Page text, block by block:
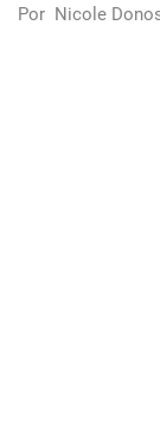
Por Nicole